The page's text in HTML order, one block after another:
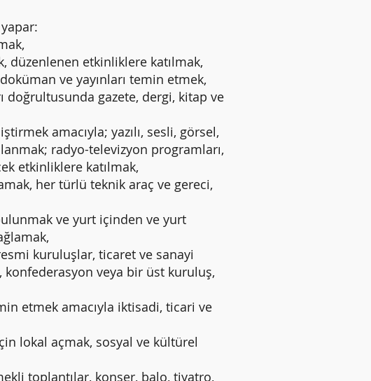
etkinliklere katılmak,
ve yayınları temin etmek,
doğrultusunda gazete, dergi, kitap ve
amacıyla; yazılı, sesli, görsel,
radyo-televizyon programları,
etkinliklere katılmak,
her türlü teknik araç ve gereci,
ve yurt içinden ve yurt
kuruluşlar, ticaret ve sanayi
konfederasyon veya bir üst kuruluş,
etmek amacıyla iktisadi, ticari ve
lokal açmak, sosyal ve kültürel
toplantılar, konser, balo, tiyatro,